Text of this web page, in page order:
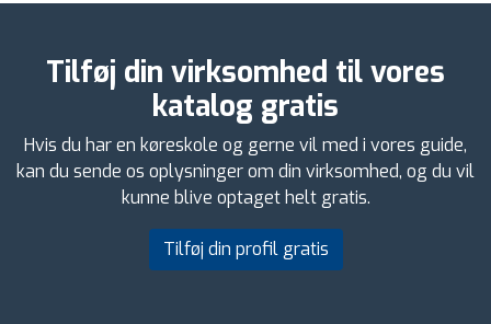
Tilføj din virksomhed til vores
katalog gratis
Hvis du har en køreskole og gerne vil med i vores guide,
kan du sende os oplysninger om din virksomhed, og du vil
kunne blive optaget helt gratis.
Tilføj din profil gratis